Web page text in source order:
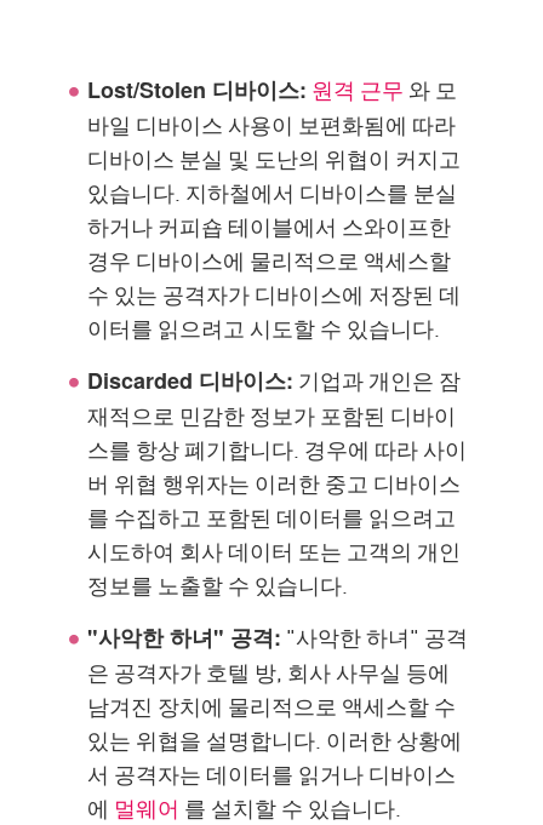
Lost/Stolen 디바이스: 원격 근무 와 모
바일 디바이스 사용이 보편화됨에 따라
디바이스 분실 및 도난의 위협이 커지고
있습니다. 지하철에서 디바이스를 분실
하거나 커피숍 테이블에서 스와이프한
경우 디바이스에 물리적으로 액세스할
수 있는 공격자가 디바이스에 저장된 데
이터를 읽으려고 시도할 수 있습니다.
Discarded 디바이스: 기업과 개인은 잠
재적으로 민감한 정보가 포함된 디바이
스를 항상 폐기합니다. 경우에 따라 사이
버 위협 행위자는 이러한 중고 디바이스
를 수집하고 포함된 데이터를 읽으려고
시도하여 회사 데이터 또는 고객의 개인
정보를 노출할 수 있습니다.
"사악한 하녀" 공격: "사악한 하녀" 공격
은 공격자가 호텔 방, 회사 사무실 등에
남겨진 장치에 물리적으로 액세스할 수
있는 위협을 설명합니다. 이러한 상황에
서 공격자는 데이터를 읽거나 디바이스
에 멀웨어 를 설치할 수 있습니다.